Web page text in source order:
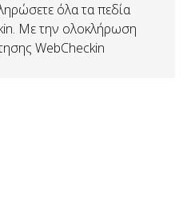
όλα τα πεδία
Με την ολοκλήρωση
WebCheckin